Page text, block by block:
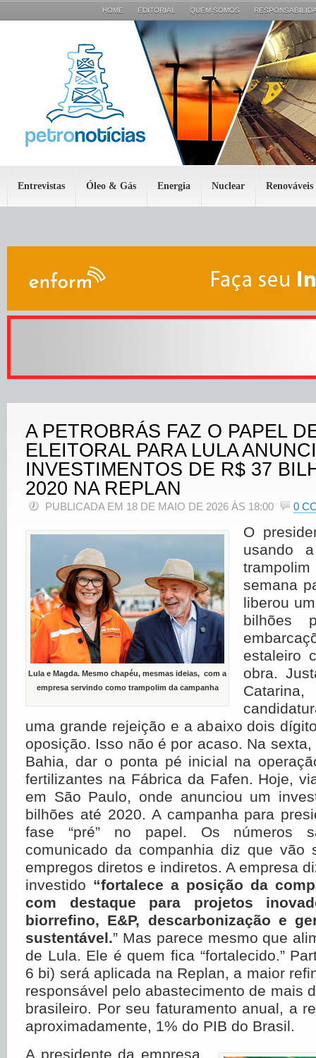
HOME EDITORIAL QUEM SOMOS
Entrevistas Óleo & Gás Energia Nuclear Renováveis
A PETROBRÁS FAZ O PAPEL
ELEITORAL PARA LULA
INVESTIMENTOS DE R$ 37
2020 NA REPLAN
PUBLICADA EM 18 DE MAIO DE 2026 ÀS 18:00 0
Lula e Magda. Mesmo chapéu, mesmas ideias, com a
empresa servindo como trampolim da campanha
O
usando
semana
liberou
bilhões
estaleiro
obra.
uma grande rejeição e a abaixo dois
oposição. Isso não é por acaso. Na
Bahia, dar o ponta pé inicial na
fertilizantes na Fábrica da Fafen. Hoje,
em São Paulo, onde anunciou um
bilhões até 2020. A campanha para
fase “pré” no papel. Os números
comunicado da companhia diz que vão
empregos diretos e indiretos. A empresa
investido “fortalece a posição da
com destaque para projetos
biorrefino, E&P, descarbonização e
sustentável.” Mas parece mesmo que
de Lula. Ele é quem fica “fortalecido.”
6 bi) será aplicada na Replan, a maior
responsável pelo abastecimento de mais
brasileiro. Por seu faturamento anual, a
aproximadamente, 1% do PIB do Brasil.
A presidente da empresa,